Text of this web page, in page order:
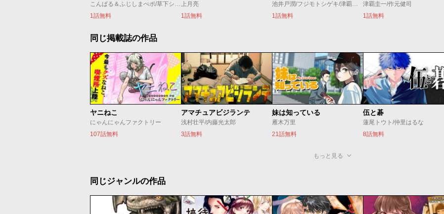
こんぱる＆ふじしまぺポ/草下シンヤ/雨宮
1話無料
上月亮
1話無料
池井戸潤/フジモトシゲキ/津覇圭一
1話無料
津覇圭一/作元健司
1話無料
同じ掲載誌の作品
ヤニねこ
にゃんにゃんファクトリー
107話無料
アマチュアビジランテ
浅村壮平/内藤光太郎
3話無料
妹は知っている
雁木万里
21話無料
伍と碁
蓮尾トウト/仲里はるな
8話無料
もっと見る
同じジャンルの作品